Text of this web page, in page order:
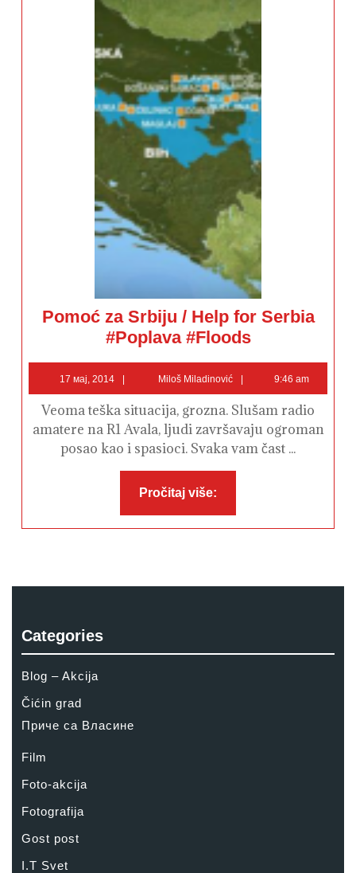
Pomoć za Srbiju / Help for Serbia
#Poplava #FloodsPomoć
za
/
#Poplava
#Floods
17 мај, 2014
2014
Miloš Miladinović 9:46 am
Veoma teška situacija, grozna. Slušam radio
amatere na R1 Avala, ljudi završavaju ogroman
posao kao i spasioci. Svaka vam čast ...
Pročitaj više:
Categories
Blog – Akcija
Čićin grad
Приче са Власине
Film
Foto-akcija
Fotografija
Gost post
I.T Svet